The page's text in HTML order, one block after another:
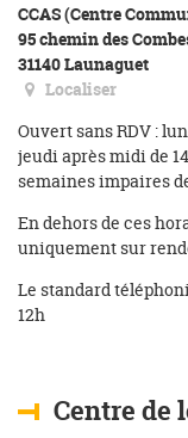
CCAS (Centre
95 chemin des
31140 Launaguet
Localiser
Ouvert sans RDV :
jeudi après midi de
semaines impaires
En dehors de ces
uniquement sur
Le standard
12h
Centre de